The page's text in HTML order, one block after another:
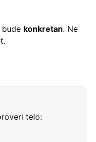
bude konkretan. Ne
telo: